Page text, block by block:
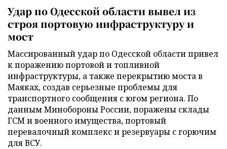
Удар по Одесской области вывел из
строя портовую инфраструктуру и
мост
Массированный удар по Одесской области привел
к поражению портовой и топливной
инфраструктуры, а также перекрытию моста в
Маяках, создав серьезные проблемы для
транспортного сообщения с югом региона. По
данным Минобороны России, поражены склады
ГСМ и военного имущества, портовый
перевалочный комплекс и резервуары с горючим
для ВСУ.